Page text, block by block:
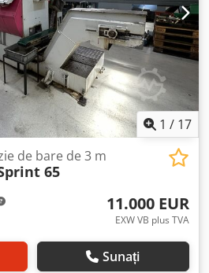
de așchii Colector de
CNC cu 3 turrete cu antrenare a
internă cu lichid de răcire
1 / 17
de bare de 3 m
65
11.000 EUR
EXW VB plus TVA
Sunați